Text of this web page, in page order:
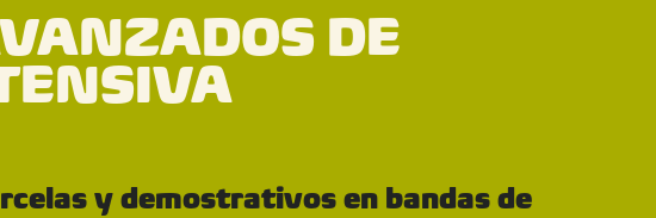
DE
y demostrativos en bandas de